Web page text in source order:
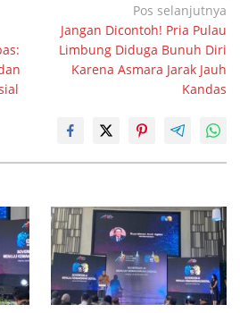
Pos selanjutnya
Jangan Dicontoh! Pria Pulau
Limbung Diduga Bunuh Diri
Karena Asmara Jarak Jauh
Kandas